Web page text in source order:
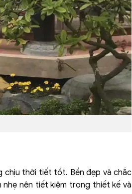
chịu thời tiết tốt. Bền đẹp và chắc
nhẹ nên tiết kiệm trong thiết kế và